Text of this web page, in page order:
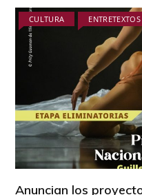
CULTURA ENTRETEXTOS
Anuncian los